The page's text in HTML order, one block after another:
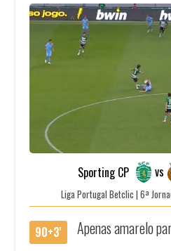
Sporting CP vs
Liga Portugal Betclic | 6ª
90+3' Apenas amarelo